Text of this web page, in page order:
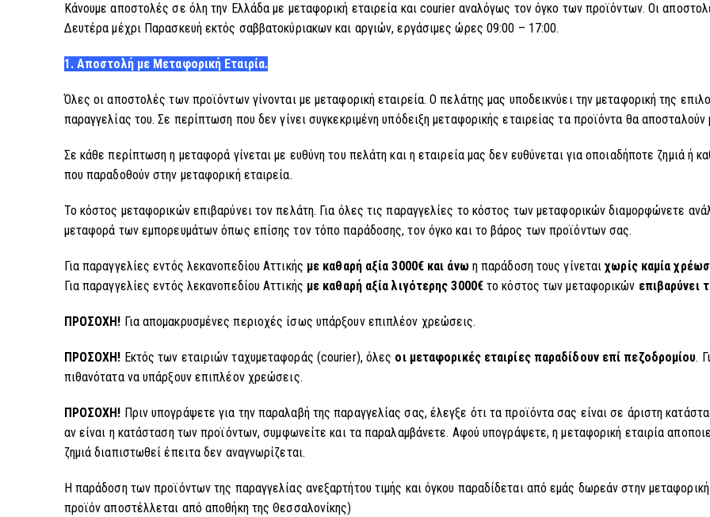
Κάνουμε αποστολές σε όλη την Ελλάδα με μεταφορική εταιρεία και courier αναλόγως τον όγκο των προϊόντων. Οι
Δευτέρα μέχρι Παρασκευή εκτός σαββατοκύριακων και αργιών, εργάσιμες ώρες 09:00 – 17:00.
1. Αποστολή με Μεταφορική Εταιρία.
Όλες οι αποστολές των προϊόντων γίνονται με μεταφορική εταιρεία. Ο πελάτης μας υποδεικνύει την μεταφορική της
παραγγελίας του. Σε περίπτωση που δεν γίνει συγκεκριμένη υπόδειξη μεταφορικής εταιρείας τα προϊόντα θα
Σε κάθε περίπτωση η μεταφορά γίνεται με ευθύνη του πελάτη και η εταιρεία μας δεν ευθύνεται για οποιαδήποτε ζημιά ή
που παραδοθούν στην μεταφορική εταιρεία.
Το κόστος μεταφορικών επιβαρύνει τον πελάτη. Για όλες τις παραγγελίες το κόστος των μεταφορικών διαμορφώνετε
μεταφορά των εμπορευμάτων όπως επίσης τον τόπο παράδοσης, τον όγκο και το βάρος των προϊόντων σας.
Για παραγγελίες εντός λεκανοπεδίου Αττικής με καθαρή αξία 3000€ και άνω η παράδοση τους γίνεταιχωρίς καμία
Για παραγγελίες εντός λεκανοπεδίου Αττικής με καθαρή αξία λιγότερης 3000€το κόστος των μεταφορικών επιβαρύνει
ΠΡΟΣΟΧΗ! Για απομακρυσμένες περιοχές ίσως υπάρξουν επιπλέον χρεώσεις.
ΠΡΟΣΟΧΗ! Εκτός των εταιριών ταχυμεταφοράς (courier), όλες οι μεταφορικές εταιρίες παραδίδουν επί πεζοδρομίου.
πιθανότατα να υπάρξουν επιπλέον χρεώσεις.
ΠΡΟΣΟΧΗ! Πριν υπογράψετε για την παραλαβή της παραγγελίας σας, έλεγξε ότι τα προϊόντα σας είναι σε άριστη
αν είναι η κατάσταση των προϊόντων, συμφωνείτε και τα παραλαμβάνετε. Αφού υπογράψετε, η μεταφορική εταιρία
ζημιά διαπιστωθεί έπειτα δεν αναγνωρίζεται.
Η παράδοση των προϊόντων της παραγγελίας ανεξαρτήτου τιμής και όγκου παραδίδεται από εμάς δωρεάν στην
προϊόν αποστέλλεται από αποθήκη της Θεσσαλονίκης)